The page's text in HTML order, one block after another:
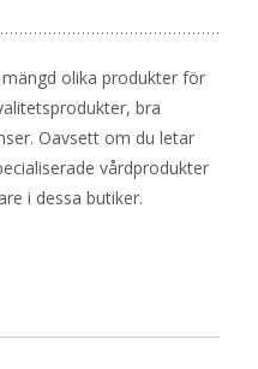
olika produkter för
bra
Oavsett om du letar
vårdprodukter
i dessa butiker.